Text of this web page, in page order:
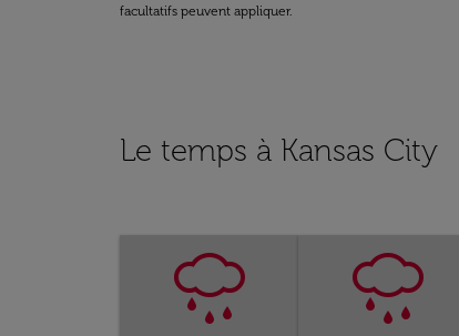
facultatifs peuvent appliquer.
Le temps à Kansas City